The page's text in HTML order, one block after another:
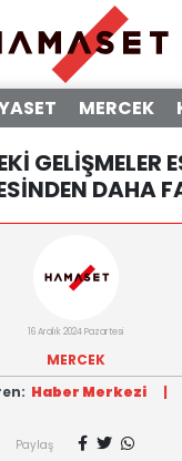
MERCEK
GELİŞMELER
DAHA
16 Aralık 2024 Pazartesi
MERCEK
Haber Merkezi |
Paylaş